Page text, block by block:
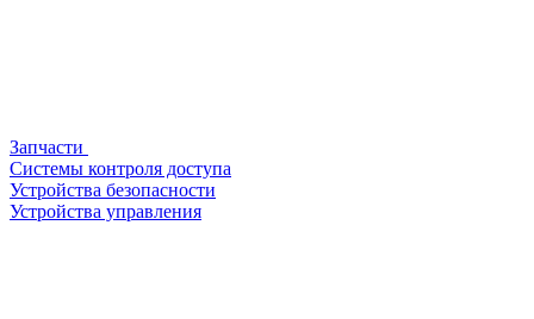
Запчасти
Системы контроля доступа
Устройства безопасности
Устройства управления